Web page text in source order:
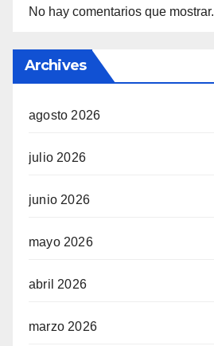
No hay comentarios que mostrar.
Archives
agosto 2026
julio 2026
junio 2026
mayo 2026
abril 2026
marzo 2026